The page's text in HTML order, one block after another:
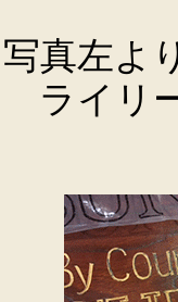
写真左
ライリ